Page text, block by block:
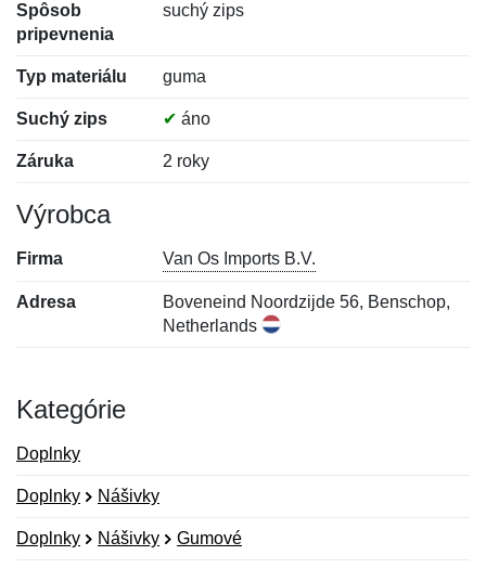
Spôsob
pripevnenia
suchý zips
Typ materiálu guma
Suchý zips ✔ áno
Záruka 2 roky
Výrobca
Firma Van Os Imports B.V.
Adresa
Boveneind Noordzijde 56, Benschop,
Netherlands
Kategórie
Doplnky
Doplnky Nášivky
Doplnky Nášivky Gumové